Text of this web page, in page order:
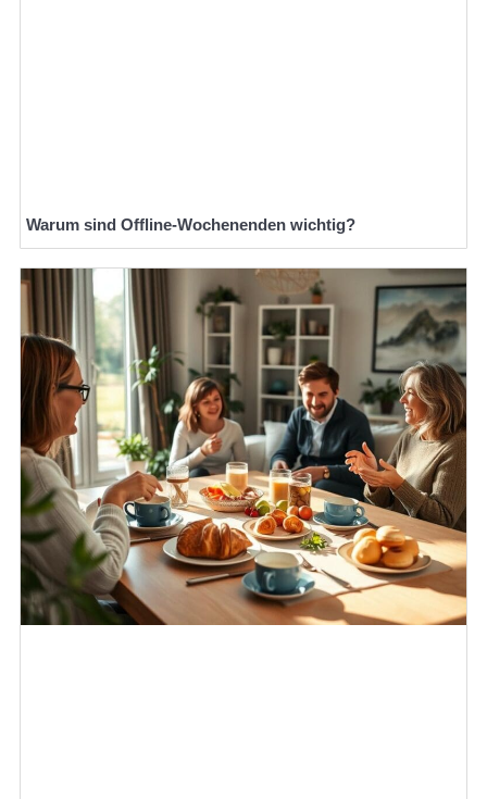
Warum sind Offline-Wochenenden wichtig?